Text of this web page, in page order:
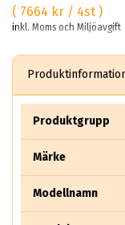
( 7664 kr / 4st )
inkl. Moms och Miljöavgift
Produktgrupp
Märke
Modellnamn